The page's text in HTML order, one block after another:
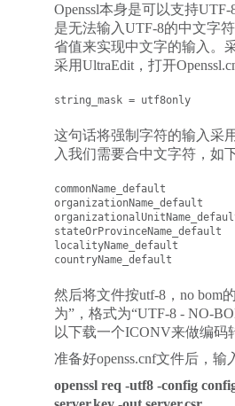
Openssl本身是可以支持
是无法输入UTF-8的中文字
省值来实现中文字的输入。
采用UltraEdit，打开
string_mask = utf8only
这句话将强制字符的输入采
入我们需要合中文字符，如
commonName_default		= www.myssl.cn
organizationName_default	= 上海迅通科技有限公司
organizationalUnitName_default	= IT 部
stateOrProvinceName_default	= 上海
localityName_default		= 上海
然后将文件按utf-8，no bom
为”，格式为“UTF-8 - NO-
以下载一个ICONV来做编码
准备好openss.cnf文件后，输
openssl req -utf8 -config